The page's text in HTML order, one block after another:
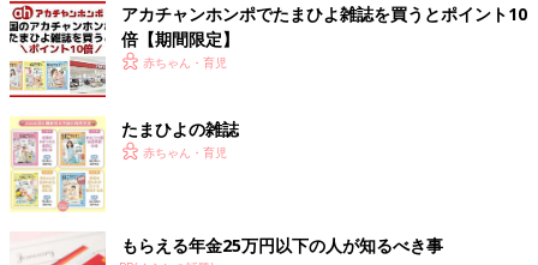
アカチャンホンポでたまひよ雑誌を買うとポイント10
倍【期間限定】
赤ちゃん・育児
たまひよの雑誌
赤ちゃん・育児
もらえる年金25万円以下の人が知るべき事